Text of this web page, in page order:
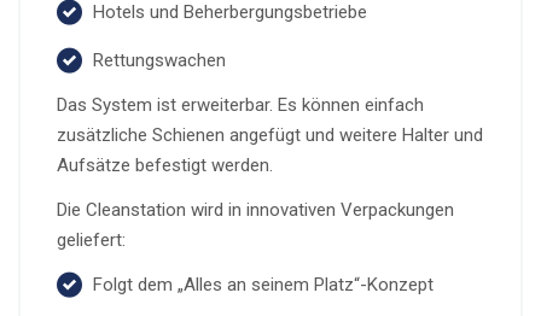
Hotels und Beherbergungsbetriebe
Rettungswachen
Das System ist erweiterbar. Es können einfach
zusätzliche Schienen angefügt und weitere Halter und
Aufsätze befestigt werden.
Die Cleanstation wird in innovativen Verpackungen
geliefert:
Folgt dem „Alles an seinem Platz“-Konzept